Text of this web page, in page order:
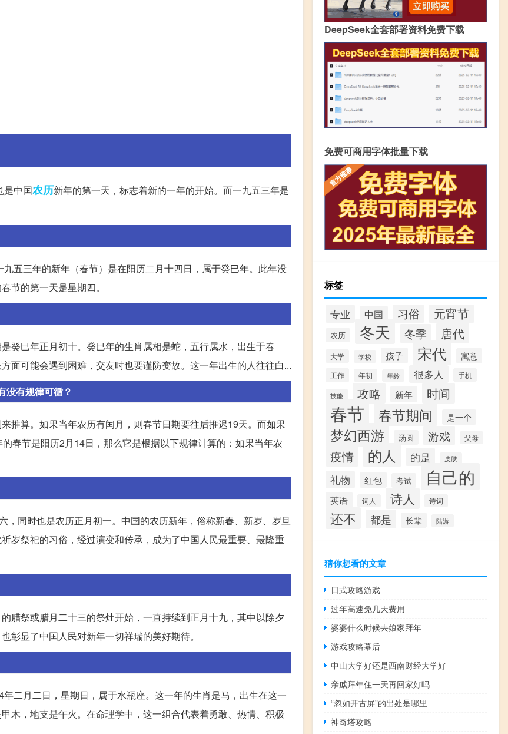
是中国农历新年的第一天，标志着新的一年的开始。而一九五三年是
五三年的新年（春节）是在阳历二月十四日，属于癸巳年。此年没
节的第一天是星期四。
癸巳年正月初十。癸巳年的生肖属相是蛇，五行属水，出生于春
面可能会遇到困难，交友时也要谨防变故。这一年出生的人往往白...
没有规律可循？
推算。如果当年农历有闰月，则春节日期要往后推迟19天。而如果
春节是阳历2月14日，那么它是根据以下规律计算的：如果当年农
同时也是农历正月初一。中国的农历新年，俗称新春、新岁、岁旦
岁祭祀的习俗，经过演变和传承，成为了中国人民最重要、最隆重
腊祭或腊月二十三的祭灶开始，一直持续到正月十九，其中以除夕
彰显了中国人民对新年一切祥瑞的美好期待。
二月二日，星期日，属于水瓶座。这一年的生肖是马，出生在这一
木，地支是午火。在命理学中，这一组合代表着勇敢、热情、积极
DeepSeek全套部署资料免费下载
免费可商用字体批量下载
标签
专业 中国 习俗 元宵节
农历 冬天 冬季 唐代
大学 学校 孩子 宋代 寓意
工作 年初 年龄 很多人 手机
技能 攻略 新年 时间
春节 春节期间 是一个
梦幻西游 汤圆 游戏 父母
疫情 的人 的是 皮肤
礼物 红包 考试 自己的
英语 词人 诗人 诗词
还不 都是 长辈 陆游
猜你想看的文章
日式攻略游戏
过年高速免几天费用
婆婆什么时候去娘家拜年
游戏攻略幕后
中山大学好还是西南财经大学好
亲戚拜年住一天再回家好吗
“忽如开古屏”的出处是哪里
神奇塔攻略